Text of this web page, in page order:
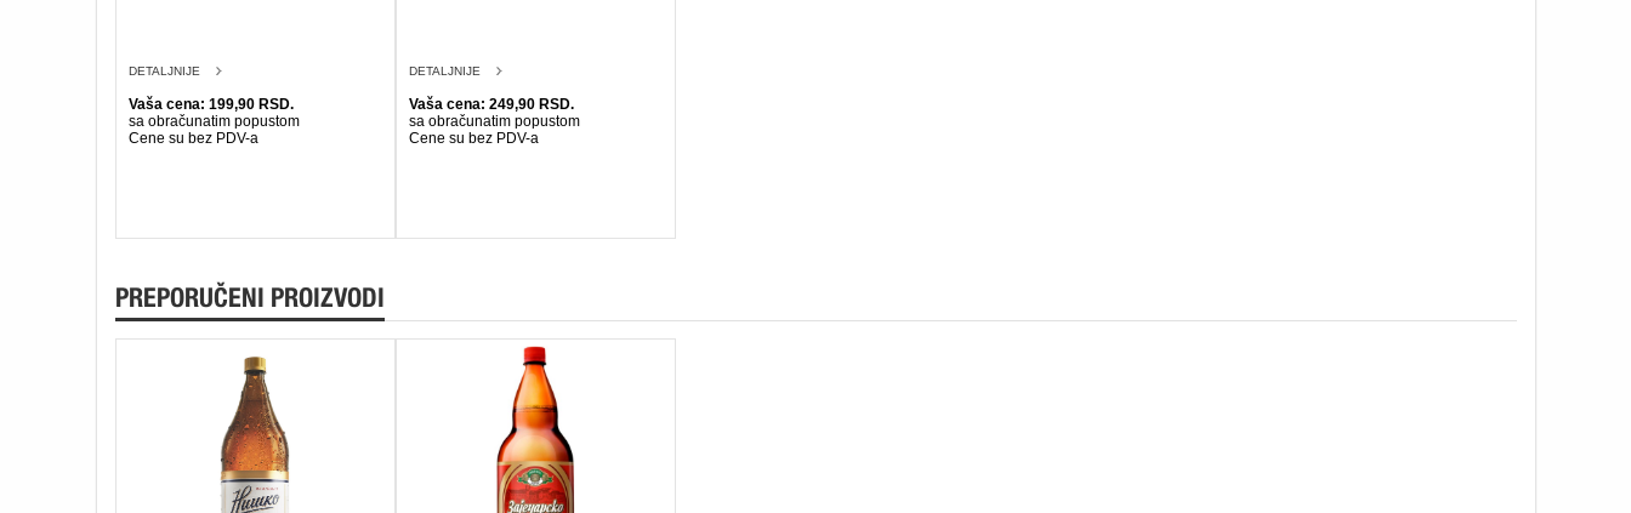
DETALJNIJE
Vaša cena: 199,90 RSD.
sa obračunatim popustom
Cene su bez PDV-a
DETALJNIJE
Vaša cena: 249,90 RSD.
sa obračunatim popustom
Cene su bez PDV-a
PREPORUČENI PROIZVODI